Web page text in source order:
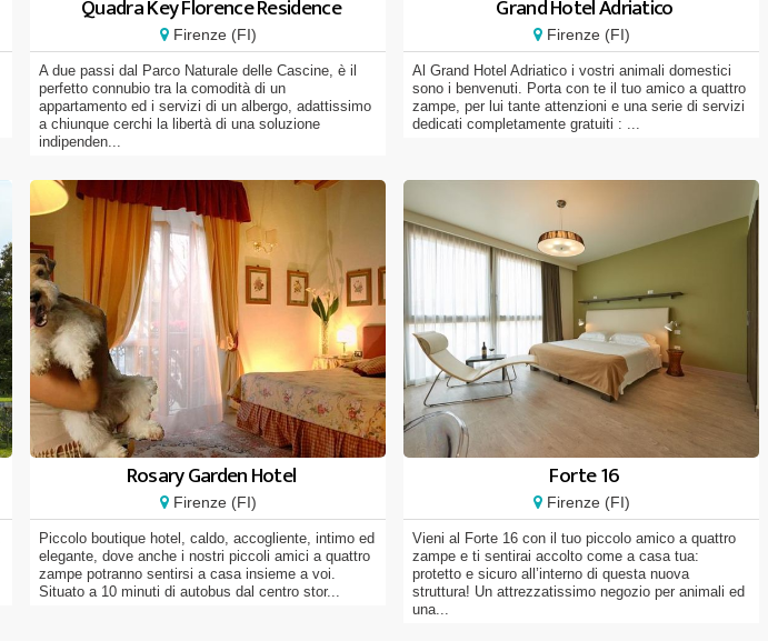
Quadra Key Florence Residence
Firenze (FI)
A due passi dal Parco Naturale delle Cascine, è il
perfetto connubio tra la comodità di un
appartamento ed i servizi di un albergo, adattissimo
a chiunque cerchi la libertà di una soluzione
indipenden...
Grand Hotel Adriatico
Firenze (FI)
Al Grand Hotel Adriatico i vostri animali domestici
sono i benvenuti. Porta con te il tuo amico a quattro
zampe, per lui tante attenzioni e una serie di servizi
dedicati completamente gratuiti : ...
Rosary Garden Hotel
Firenze (FI)
Piccolo boutique hotel, caldo, accogliente, intimo ed
elegante, dove anche i nostri piccoli amici a quattro
zampe potranno sentirsi a casa insieme a voi.
Situato a 10 minuti di autobus dal centro stor...
Forte 16
Firenze (FI)
Vieni al Forte 16 con il tuo piccolo amico a quattro
zampe e ti sentirai accolto come a casa tua:
protetto e sicuro all’interno di questa nuova
struttura! Un attrezzatissimo negozio per animali ed
una...